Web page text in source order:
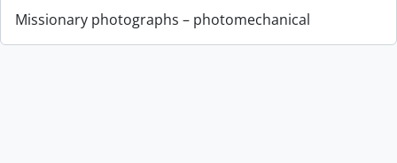
Missionary photographs – photomechanical